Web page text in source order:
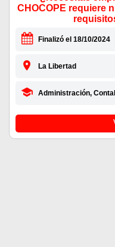
CHOCOPE requiere
Finalizó el 18/10/2024
La Libertad
Administración,